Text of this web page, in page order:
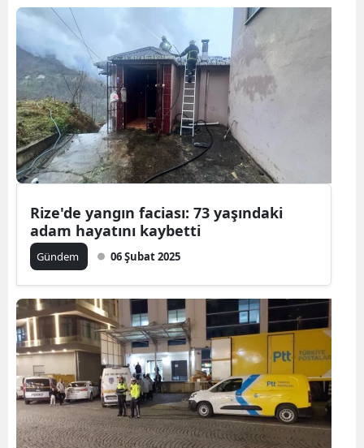
Rize'de yangın faciası: 73 yaşındaki
adam hayatını kaybetti
Gündem 06 Şubat 2025